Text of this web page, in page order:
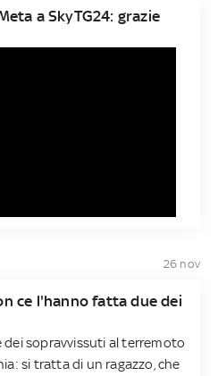
a SkyTG24: grazie
26 nov
ce l'hanno fatta due dei
sopravvissuti al terremoto
si tratta di un ragazzo, che